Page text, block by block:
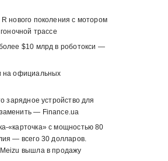
нового поколения с мотором
трассе
$10 млрд в роботокси —
на официальных
зарядное устройство для
— Finance.ua
«карточка» с мощностью 80
— всего 30 долларов.
вышла в продажу